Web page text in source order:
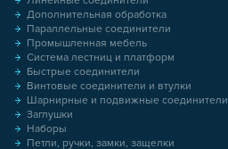
Дополнительная обработка
Параллельные соединители
Промышленная мебель
Система лестниц и платформ
Быстрые соединители
Винтовые соединители и втулки
Шарнирные и подвижные соединители
Заглушки
Наборы
Петли, ручки, замки, защелки